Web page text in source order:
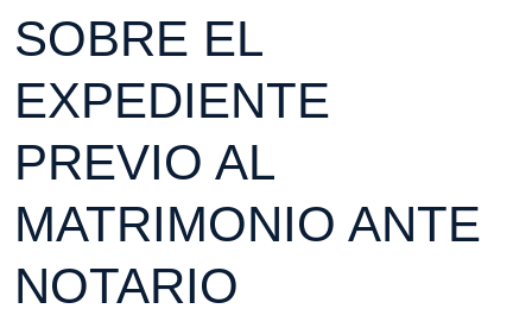
SOBRE EL
EXPEDIENTE
PREVIO AL
MATRIMONIO ANTE
NOTARIO